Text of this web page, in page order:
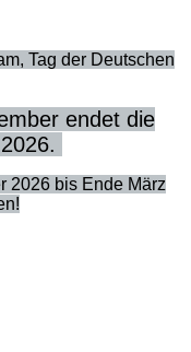
Tag der Deutschen
endet die
2026 bis Ende März